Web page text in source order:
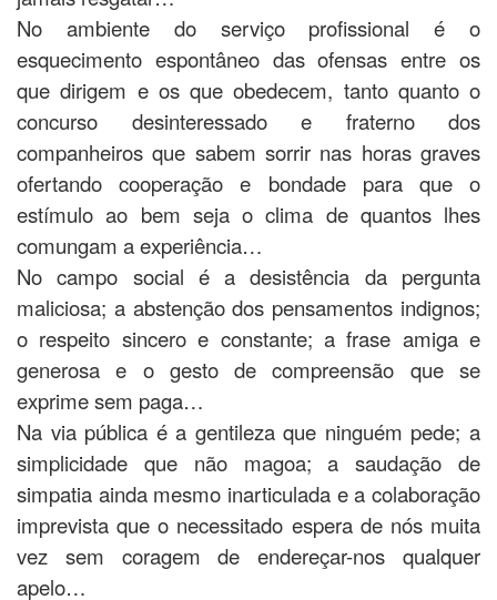
No ambiente do serviço profissional é o
esquecimento espontâneo das ofensas entre os
que dirigem e os que obedecem, tanto quanto o
concurso desinteressado e fraterno dos
companheiros que sabem sorrir nas horas graves
ofertando cooperação e bondade para que o
estímulo ao bem seja o clima de quantos lhes
comungam a experiência…
No campo social é a desistência da pergunta
maliciosa; a abstenção dos pensamentos indignos;
o respeito sincero e constante; a frase amiga e
generosa e o gesto de compreensão que se
exprime sem paga…
Na via pública é a gentileza que ninguém pede; a
simplicidade que não magoa; a saudação de
simpatia ainda mesmo inarticulada e a colaboração
imprevista que o necessitado espera de nós muita
vez sem coragem de endereçar-nos qualquer
apelo…